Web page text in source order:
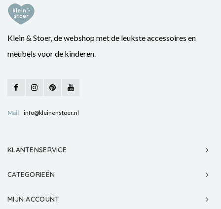
Klein & Stoer, de webshop met de leukste accessoires en
meubels voor de kinderen.
Mail info@kleinenstoer.nl
KLANTENSERVICE
CATEGORIEËN
MIJN ACCOUNT